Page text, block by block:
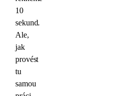
10
sekund.
Ale,
jak
provést
tu
samou